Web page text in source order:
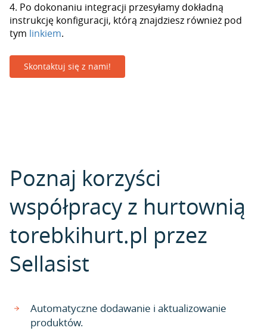
4. Po dokonaniu integracji przesyłamy dokładną
instrukcję konfiguracji, którą znajdziesz również pod
tym linkiem.
Skontaktuj się z nami!
Poznaj korzyści
współpracy z hurtownią
torebkihurt.pl przez
Sellasist
Automatyczne dodawanie i aktualizowanie
produktów.